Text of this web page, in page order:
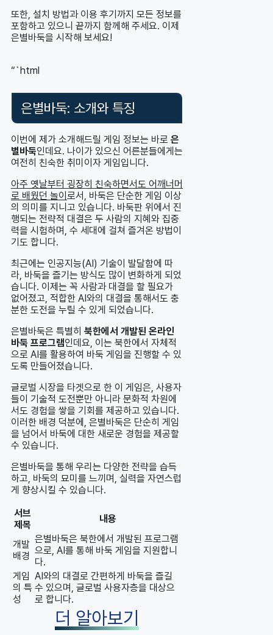
또한, 설치 방법과 이용 후기까지 모든 정보를
포함하고 있으니 끝까지 함께해 주세요. 이제
은별바둑을 시작해 보세요!
“`html
은별바둑: 소개와 특징
이번에 제가 소개해드릴 게임 정보는 바로 은
별바둑인데요. 나이가 있으신 어른분들에게는
여전히 친숙한 취미이자 게임입니다.
아주 옛날부터 굉장히 친숙하면서도 어깨너머
로 배웠던 놀이 로서, 바둑은 단순한 게임 이상
의 의미를 지니고 있습니다. 바둑판 위에서 진
행되는 전략적 대결은 두 사람의 지혜와 집중
력을 시험하며, 수 세대에 걸쳐 즐겨온 방법이
기도 합니다.
최근에는 인공지능(AI) 기술이 발달함에 따
라, 바둑을 즐기는 방식도 많이 변화하게 되었
습니다. 이제는 꼭 사람과 대결을 할 필요가
없어졌고, 적합한 AI와의 대결을 통해서도 충
분한 도전을 누릴 수 있게 되었습니다.
은별바둑은 특별히 북한에서 개발된 온라인
바둑 프로그램인데요, 이는 북한에서 자체적
으로 AI를 활용하여 바둑 게임을 진행할 수 있
도록 만들어졌습니다.
글로벌 시장을 타겟으로 한 이 게임은, 사용자
들이 기술적 도전뿐만 아니라 문화적 차원에
서도 경험을 쌓을 기회를 제공하고 있습니다.
이러한 배경 덕분에, 은별바둑은 단순히 게임
을 넘어서 바둑에 대한 새로운 경험을 제공할
수 있습니다.
은별바둑을 통해 우리는 다양한 전략을 습득
하고, 바둑의 묘미를 느끼며, 실력을 자연스럽
게 향상시킬 수 있습니다.
서브
제목
내용
개발
배경
은별바둑은 북한에서 개발된 프로그램
으로, AI를 통해 바둑 게임을 지원합니
다.
게임
의 특
성
AI와의 대결로 간편하게 바둑을 즐길
수 있으며, 글로벌 사용자층을 대상으
로 합니다.
더 알아보기